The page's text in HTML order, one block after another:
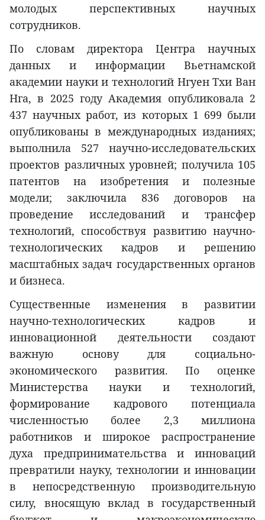
молодых перспективных научных
сотрудников.
По словам директора Центра научных
данных и информации Вьетнамской
академии науки и технологий Нгуен Тхи Ван
Нга, в 2025 году Академия опубликовала 2
437 научных работ, из которых 1 699 были
опубликованы в международных изданиях;
выполнила 527 научно-исследовательских
проектов различных уровней; получила 105
патентов на изобретения и полезные
модели; заключила 836 договоров на
проведение исследований и трансфер
технологий, способствуя развитию научно-
технологических кадров и решению
масштабных задач государственных органов
и бизнеса.
Существенные изменения в развитии
научно-технологических кадров и
инновационной деятельности создают
важную основу для социально-
экономического развития. По оценке
Министерства науки и технологий,
формирование кадрового потенциала
численностью более 2,3 миллиона
работников и широкое распространение
духа предпринимательства и инноваций
превратили науку, технологии и инновации
в непосредственную производительную
силу, вносящую вклад в государственный